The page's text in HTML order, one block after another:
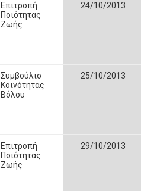
Επιτροπή
Ποιότητας
Ζωής
24/10/2013
Συμβούλιο
Κοινότητας
Βόλου
25/10/2013
Επιτροπή
Ποιότητας
Ζωής
29/10/2013